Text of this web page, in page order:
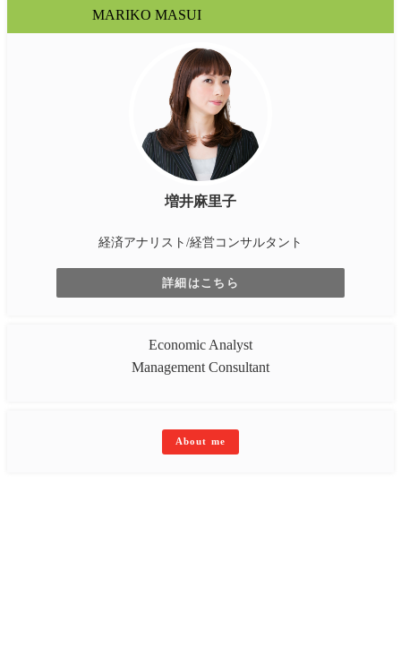
MARIKO MASUI
増井麻里子
経済アナリスト/経営コンサルタント
詳細はこちら
Economic Analyst
Management Consultant
About me